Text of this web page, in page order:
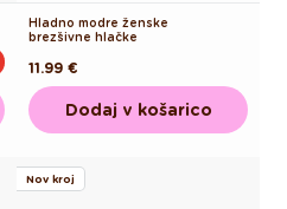
Hladno modre ženske
brezšivne hlačke
Redna
cena
11.99 €
Dodaj v košarico
Nov kroj